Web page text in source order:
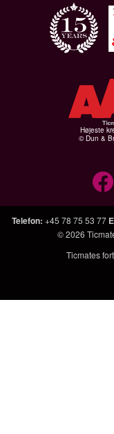
Højeste
© Dun &
Telefon: +45 78 75 53 77
© 2026
Ticmates